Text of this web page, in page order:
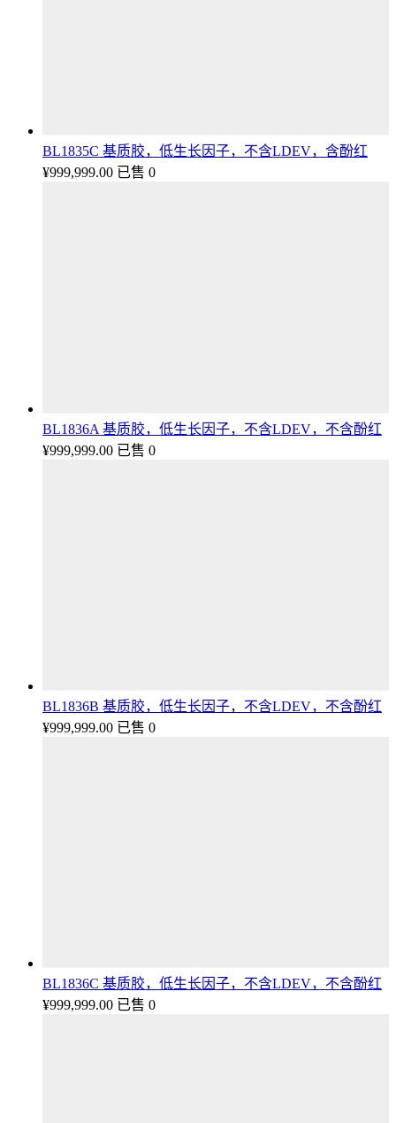
BL1835C 基质胶，低生长因子，不含LDEV，含酚红
¥999,999.00 已售 0
BL1836A 基质胶，低生长因子，不含LDEV，不含酚红
¥999,999.00 已售 0
BL1836B 基质胶，低生长因子，不含LDEV，不含酚红
¥999,999.00 已售 0
BL1836C 基质胶，低生长因子，不含LDEV，不含酚红
¥999,999.00 已售 0